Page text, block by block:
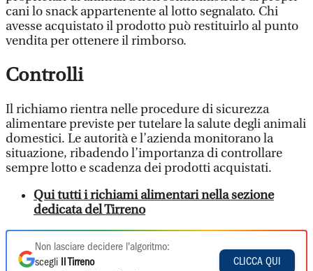
cani lo snack appartenente al lotto segnalato. Chi
avesse acquistato il prodotto può restituirlo al punto
vendita per ottenere il rimborso.
Controlli
Il richiamo rientra nelle procedure di sicurezza
alimentare previste per tutelare la salute degli animali
domestici. Le autorità e l’azienda monitorano la
situazione, ribadendo l’importanza di controllare
sempre lotto e scadenza dei prodotti acquistati.
Qui tutti i richiami alimentari nella sezione
dedicata del Tirreno
Non lasciare decidere l'algoritmo:
scegli
Il Tirreno
CLICCA QUI